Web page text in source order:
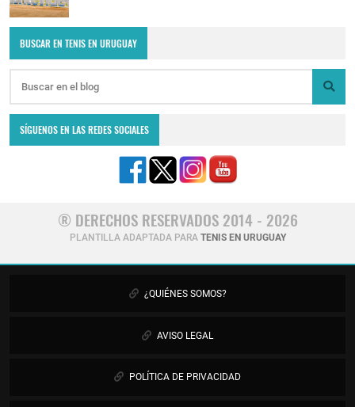
BUSCAR EN TENIS EN URUGUAY
SÍGUENOS EN LAS REDES SOCIALES
® DERECHOS RESERVADOS 2014 - 2026
PLANTILLA ADAPTADA PARA TENIS EN URUGUAY
¿QUIÉNES SOMOS?
AVISO LEGAL
POLÍTICA DE PRIVACIDAD